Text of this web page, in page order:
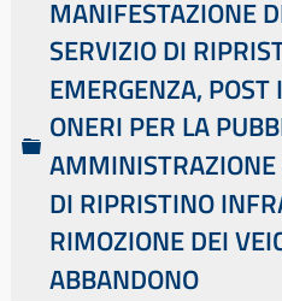
a
e
l
a
C
a
e
MANIFESTAZIONE
SERVIZIO DI
EMERGENZA,
ONERI PER LA
AMMINISTRAZIONE
DI RIPRISTINO
RIMOZIONE DEI
ABBANDONO